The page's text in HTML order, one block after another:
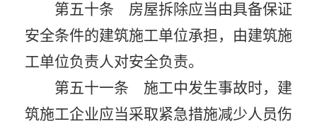
第五十条 房屋拆除应当由具备保证
安全条件的建筑施工单位承担，由建筑施
工单位负责人对安全负责。
第五十一条 施工中发生事故时，建
筑施工企业应当采取紧急措施减少人员伤